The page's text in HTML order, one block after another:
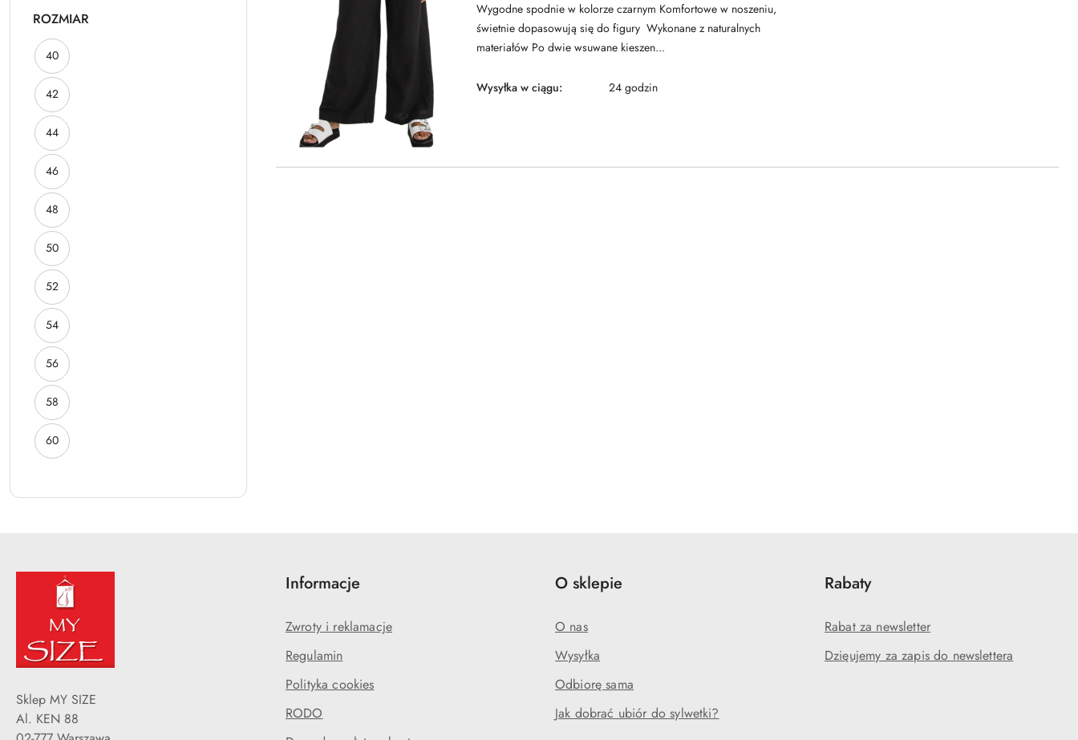
ROZMIAR
ROZMIAR:
40
ROZMIAR:
42
ROZMIAR:
44
ROZMIAR:
46
ROZMIAR:
48
ROZMIAR:
50
ROZMIAR:
52
ROZMIAR:
54
ROZMIAR:
56
ROZMIAR:
58
ROZMIAR:
60
Wygodne spodnie w kolorze czarnym Komfortowe w noszeniu,
świetnie dopasowują się do figury Wykonane z naturalnych
materiałów Po dwie wsuwane kieszen...
Wysyłka w ciągu: 24 godzin
Sklep MY SIZE
Al. KEN 88
Informacje
Zwroty i reklamacje
Regulamin
Polityka cookies
RODO
O sklepie
O nas
Wysyłka
Odbiorę sama
Jak dobrać ubiór do sylwetki?
Rabaty
Rabat za newsletter
Dzięujemy za zapis do newslettera